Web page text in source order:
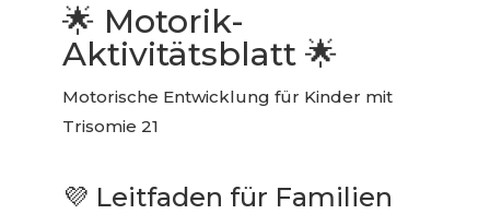
🌟 Motorik-
Aktivitätsblatt 🌟
Motorische Entwicklung für Kinder mit
Trisomie 21
💜 Leitfaden für Familien